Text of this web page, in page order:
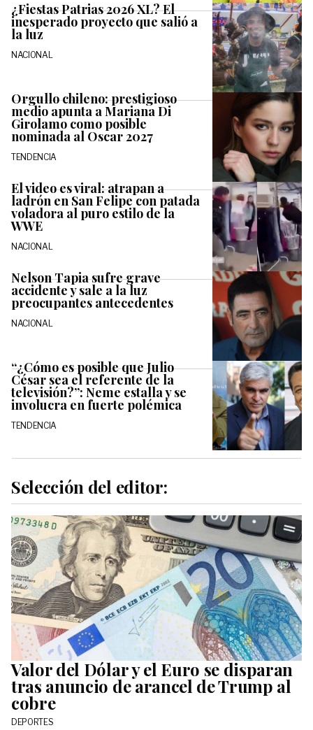
¿Fiestas Patrias 2026 XL? El
inesperado proyecto que salió a
la luz
NACIONAL
Orgullo chileno: prestigioso
medio apunta a Mariana Di
Girolamo como posible
nominada al Oscar 2027
TENDENCIA
El video es viral: atrapan a
ladrón en San Felipe con patada
voladora al puro estilo de la
WWE
NACIONAL
Nelson Tapia sufre grave
accidente y sale a la luz
preocupantes antecedentes
NACIONAL
“¿Cómo es posible que Julio
César sea el referente de la
televisión?”: Neme estalla y se
involucra en fuerte polémica
TENDENCIA
Selección del editor:
Valor del Dólar y el Euro se disparan
tras anuncio de arancel de Trump al
cobre
DEPORTES